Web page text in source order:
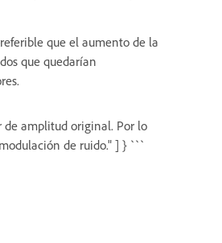
que el aumento de la
que quedarían
amplitud original. Por lo
de ruido." ] } ```